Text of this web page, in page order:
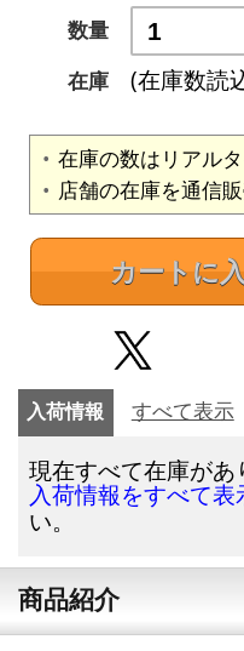
数量
在庫
(在庫数読
在庫の数はリアル
店舗の在庫を通信
カートに
入荷情報 すべて表示
現在すべて在庫があ
入荷情報をすべて表
い。
商品紹介